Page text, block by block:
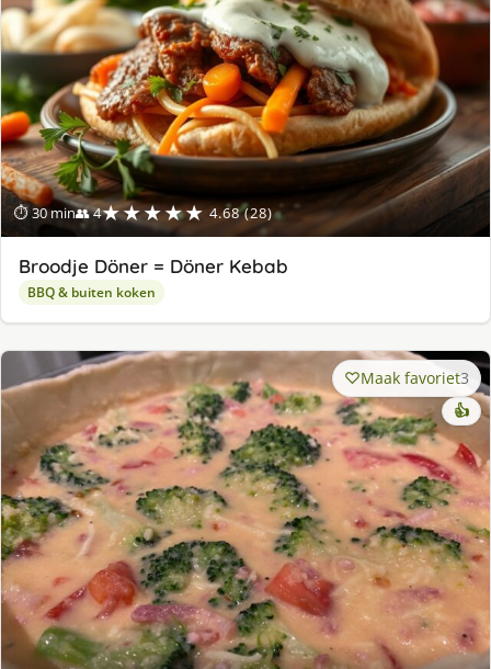
⏱ 30 min👥 4★★★★★ 4.68 (28)
Broodje Döner = Döner Kebab
BBQ & buiten koken
Maak favoriet3
👍